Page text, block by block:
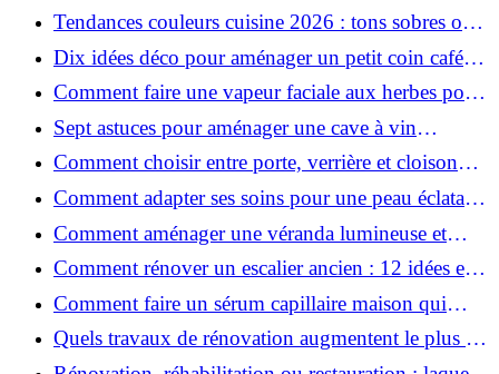
hydratant fait maison ?
Tendances couleurs cuisine 2026 : tons sobres ou
colorés, que choisir ?
Dix idées déco pour aménager un petit coin café
chez soi
Comment faire une vapeur faciale aux herbes pour
une peau plus saine et rajeunie ?
Sept astuces pour aménager une cave à vin
naturelle chez soi
Comment choisir entre porte, verrière et cloison
coulissante pour séparer vos pièces ?
Comment adapter ses soins pour une peau éclatante
en hiver ?
Comment aménager une véranda lumineuse et
conviviale : 12 idées déco
Comment rénover un escalier ancien : 12 idées et
astuces faciles pas à pas
Comment faire un sérum capillaire maison qui
stimule réellement la pousse des cheveux ?
Quels travaux de rénovation augmentent le plus la
valeur d'une maison pour la revente ?